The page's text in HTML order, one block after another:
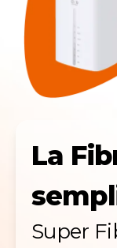
La
Super